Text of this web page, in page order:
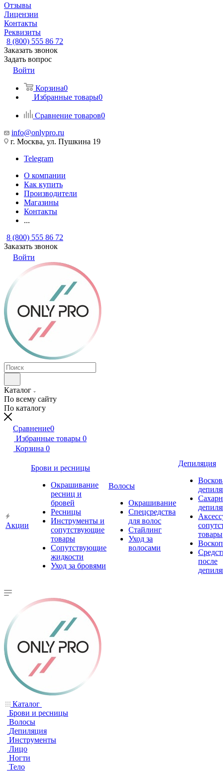
Отзывы
Лицензии
Контакты
Реквизиты
8 (800) 555 86 72
Заказать звонок
Задать вопрос
Войти
Корзина0
Избранные товары0
Сравнение товаров0
info@onlypro.ru
г. Москва, ул. Пушкина 19
Telegram
О компании
Как купить
Производители
Магазины
Контакты
...
8 (800) 555 86 72
Заказать звонок
Войти
Каталог
По всему сайту
По каталогу
Сравнение0
Избранные товары 0
Корзина 0
Акции
Брови и ресницы
Окрашивание
ресниц и
бровей
Ресницы
Инструменты и
сопутствующие
товары
Сопутствующие
жидкости
Уход за бровями
Волосы
Окрашивание
Спецсредства
для волос
Стайлинг
Уход за
волосами
Депиляция
товары
после
Каталог
Брови и ресницы
Волосы
Депиляция
Инструменты
Лицо
Ногти
Тело